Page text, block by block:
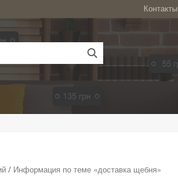
Контакты
/ Информация по теме «доставка щебня»